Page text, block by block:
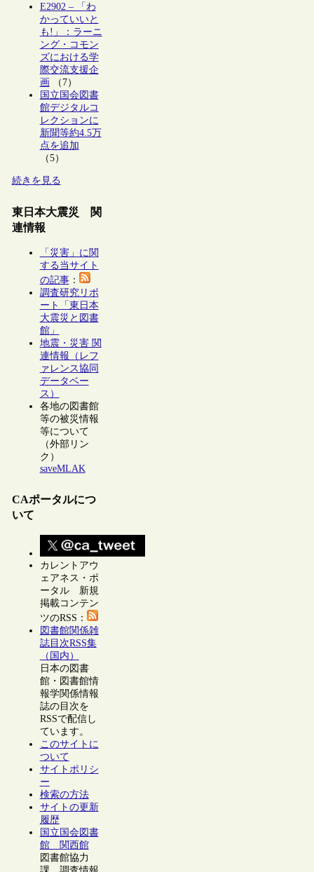
E2902 – 「わ
かっていいと
も!」：ラーニ
ング・コモン
ズにおける学
際交流支援企
画（7）
国立国会図書
館デジタルコ
レクションに
新聞等約4.5万
点を追加
（5）
続きを見る
東日本大震災 関
連情報
「災害」に関
する当サイト
の記事：
調査研究リポ
ート「東日本
大震災と図書
館」
地震・災害 関
連情報（レフ
ァレンス協同
データベー
ス）
各地の図書館
等の被災情報
等について
（外部リン
ク）
saveMLAK
CAポータルにつ
いて
カレントアウ
ェアネス・ポ
ータル 新規
掲載コンテン
ツのRSS：
図書館関係雑
誌目次RSS集
（国内）
日本の図書
館・図書館情
報学関係情報
誌の目次を
RSSで配信し
ています。
このサイトに
ついて
サイトポリシ
ー
検索の方法
サイトの更新
履歴
国立国会図書
館 関西館
図書館協力